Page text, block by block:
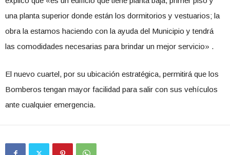
una planta superior donde están los dormitorios y vestuarios; la
obra la estamos haciendo con la ayuda del Municipio y tendrá
las comodidades necesarias para brindar un mejor servicio» .
El nuevo cuartel, por su ubicación estratégica, permitirá que los
Bomberos tengan mayor facilidad para salir con sus vehículos
ante cualquier emergencia.